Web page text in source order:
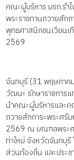
คณะผู้บริหาร มรภ.ร
พระราชทานถวายสัก
พุทธศาสนิกชนเวียน
2569
จันทบุรี (31 พฤษภาค
วัฒนะ รักษาราชการ
นำคณะผู้บริหารและ
ถวายสักการะพระศรี
2569 ณ มณฑลพระศ
ท่าใหม่ จังหวัดจันทบุ
ส่วนท้องถิ่น และประช